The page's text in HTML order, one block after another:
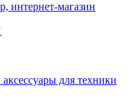
интернет-магазин
для техники